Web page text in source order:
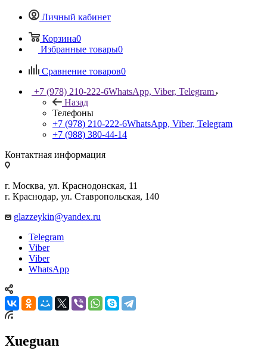
Личный кабинет
Корзина0
Избранные товары0
Сравнение товаров0
+7 (978) 210-222-6WhatsApp, Viber, Telegram
Назад
Телефоны
+7 (978) 210-222-6WhatsApp, Viber, Telegram
+7 (988) 380-44-14
Контактная информация
г. Москва, ул. Краснодонская, 11
г. Краснодар, ул. Ставропольская, 140
glazzeykin@yandex.ru
Telegram
Viber
Viber
WhatsApp
Xueguan